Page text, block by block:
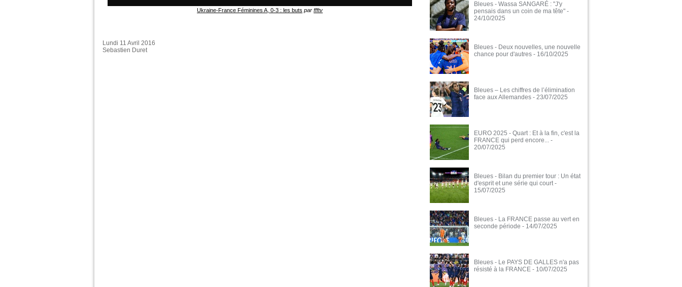
Ukraine-France Féminines A, 0-3 : les buts par ffftv
Lundi 11 Avril 2016
Sebastien Duret
Bleues - Wassa SANGARÉ : "J'y
pensais dans un coin de ma tête" -
24/10/2025
Bleues - Deux nouvelles, une nouvelle
chance pour d'autres - 16/10/2025
Bleues – Les chiffres de l’élimination
face aux Allemandes - 23/07/2025
EURO 2025 - Quart : Et à la fin, c'est la
FRANCE qui perd encore... -
20/07/2025
Bleues - Bilan du premier tour : Un état
d'esprit et une série qui court -
15/07/2025
Bleues - La FRANCE passe au vert en
seconde période - 14/07/2025
Bleues - Le PAYS DE GALLES n'a pas
résisté à la FRANCE - 10/07/2025